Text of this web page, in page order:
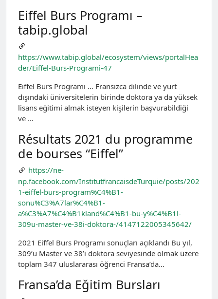
Eiffel Burs Programı –
tabip.global
https://www.tabip.global/ecosystem/views/portalHea
der/Eiffel-Burs-Programi-47
Eiffel Burs Programı … Fransızca dilinde ve yurt
dışındaki üniversitelerin birinde doktora ya da yüksek
lisans eğitimi almak isteyen kişilerin başvurabildiği
ve …
Résultats 2021 du programme
de bourses “Eiffel”
https://ne-
np.facebook.com/InstitutfrancaisdeTurquie/posts/202
1-eiffel-burs-program%C4%B1-
sonu%C3%A7lar%C4%B1-
a%C3%A7%C4%B1kland%C4%B1-bu-y%C4%B1l-
309u-master-ve-38i-doktora-/4147122005345642/
2021 Eiffel Burs Programı sonuçları açıklandı Bu yıl,
309’u Master ve 38’i doktora seviyesinde olmak üzere
toplam 347 uluslararası öğrenci Fransa’da…
Fransa’da Eğitim Bursları